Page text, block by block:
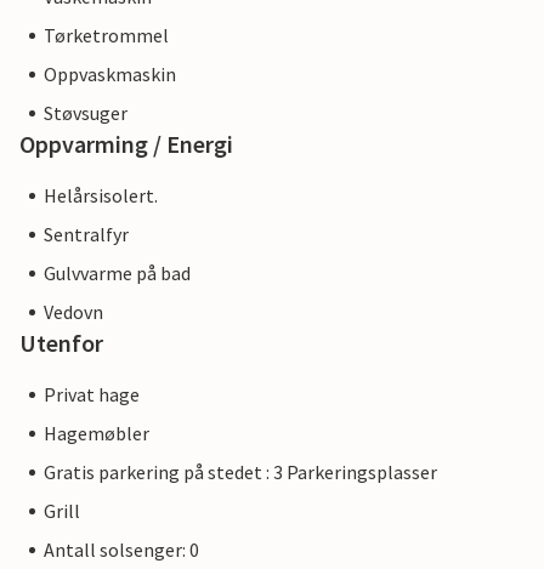
Tørketrommel
Oppvaskmaskin
Støvsuger
Oppvarming / Energi
Helårsisolert.
Sentralfyr
Gulvvarme på bad
Vedovn
Utenfor
Privat hage
Hagemøbler
Gratis parkering på stedet : 3 Parkeringsplasser
Grill
Antall solsenger: 0